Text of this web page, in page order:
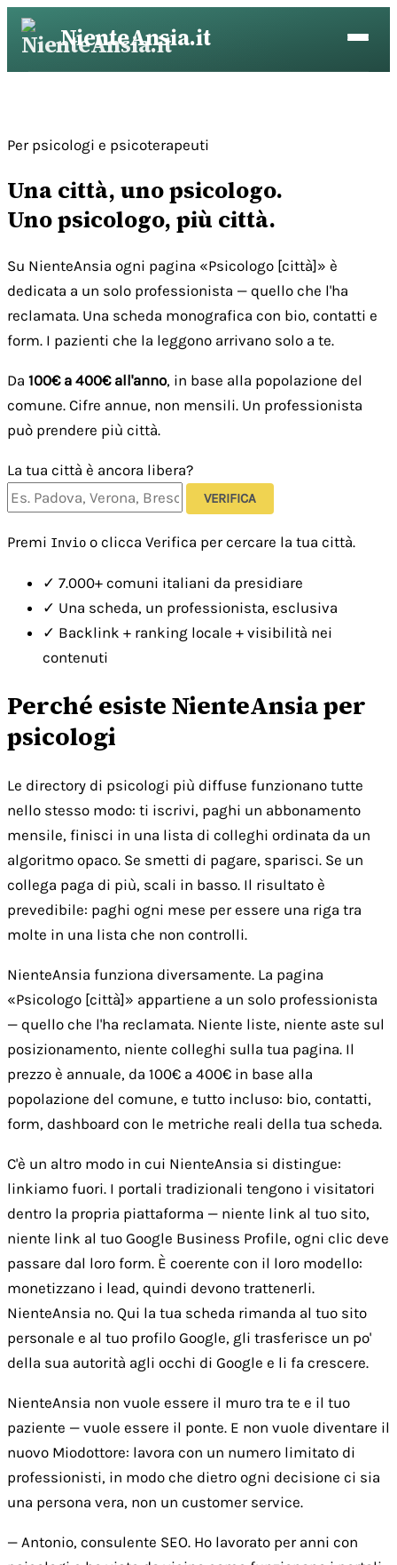
Vai
contenuto
NienteAnsia.it
Per psicologi e psicoterapeuti
Una città, uno psicologo.
Uno psicologo, più città.
Su NienteAnsia ogni pagina «Psicologo [città]» è
dedicata a un solo professionista — quello che l'ha
reclamata. Una scheda monografica con bio, contatti e
form. I pazienti che la leggono arrivano solo a te.
Da 100€ a 400€ all'anno, in base alla popolazione del
comune. Cifre annue, non mensili. Un professionista
può prendere più città.
La tua città è ancora libera?
VERIFICA
Premi Invio o clicca Verifica per cercare la tua città.
✓ 7.000+ comuni italiani da presidiare
✓ Una scheda, un professionista, esclusiva
✓ Backlink + ranking locale + visibilità nei
contenuti
Perché esiste NienteAnsia per
psicologi
Le directory di psicologi più diffuse funzionano tutte
nello stesso modo: ti iscrivi, paghi un abbonamento
mensile, finisci in una lista di colleghi ordinata da un
algoritmo opaco. Se smetti di pagare, sparisci. Se un
collega paga di più, scali in basso. Il risultato è
prevedibile: paghi ogni mese per essere una riga tra
molte in una lista che non controlli.
NienteAnsia funziona diversamente. La pagina
«Psicologo [città]» appartiene a un solo professionista
— quello che l'ha reclamata. Niente liste, niente aste sul
posizionamento, niente colleghi sulla tua pagina. Il
prezzo è annuale, da 100€ a 400€ in base alla
popolazione del comune, e tutto incluso: bio, contatti,
form, dashboard con le metriche reali della tua scheda.
C'è un altro modo in cui NienteAnsia si distingue:
linkiamo fuori. I portali tradizionali tengono i visitatori
dentro la propria piattaforma — niente link al tuo sito,
niente link al tuo Google Business Profile, ogni clic deve
passare dal loro form. È coerente con il loro modello:
monetizzano i lead, quindi devono trattenerli.
NienteAnsia no. Qui la tua scheda rimanda al tuo sito
personale e al tuo profilo Google, gli trasferisce un po'
della sua autorità agli occhi di Google e li fa crescere.
NienteAnsia non vuole essere il muro tra te e il tuo
paziente — vuole essere il ponte. E non vuole diventare il
nuovo Miodottore: lavora con un numero limitato di
professionisti, in modo che dietro ogni decisione ci sia
una persona vera, non un customer service.
— Antonio, consulente SEO. Ho lavorato per anni con